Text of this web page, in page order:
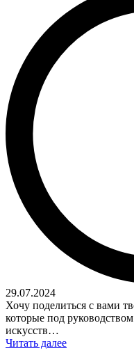
29.07.2024
Хочу поделиться с вами
которые под
искусств…
Читать далее